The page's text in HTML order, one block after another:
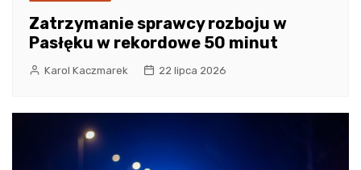
Zatrzymanie sprawcy rozboju w
Pasłęku w rekordowe 50 minut
Karol Kaczmarek 22 lipca 2026